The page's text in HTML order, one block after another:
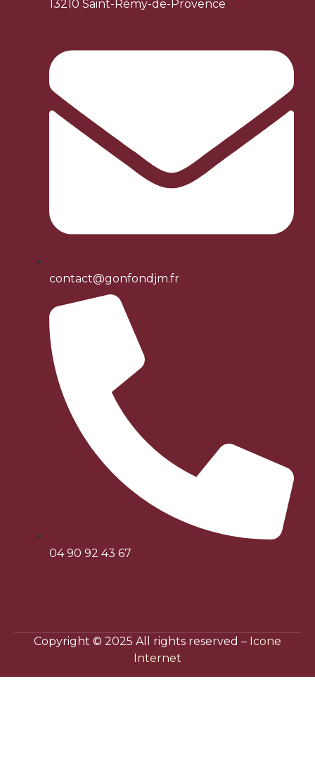
13210 Saint-Rémy-de-Provence
contact@gonfondjm.fr
04 90 92 43 67
Copyright © 2025 All rights reserved – Icone
Internet